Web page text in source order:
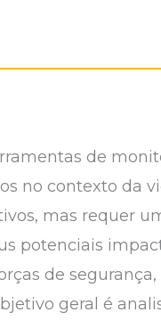
de
no contexto da
mas requer
potenciais
de
geral é